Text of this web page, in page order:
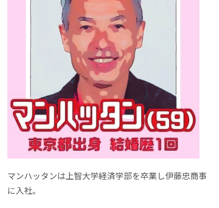
マンハッタンは上智大学経済学部を卒業し伊藤忠商事
に入社。